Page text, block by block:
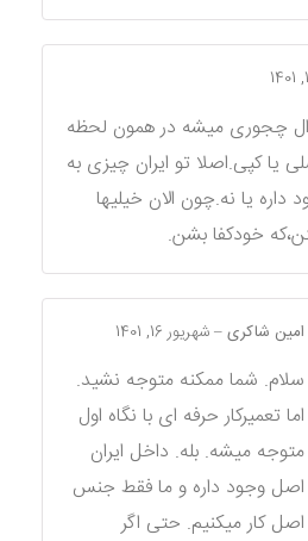
چجوری میشه در همون لحظه
یا کپی.اصلا تو ایران چیزی به
یا نه.چون الان خیلیها
خودکفا بشن.
امین شاکری–شهریور 16, 1401
سلام. شما ممکنه متوجه نشید.
اما تعمیرکار حرفه ای با نگاه اول
متوجه میشه. بله. داخل ایران
اصل وجود داره و ما فقط جنس
اصل کار میکنیم. حتی اگر